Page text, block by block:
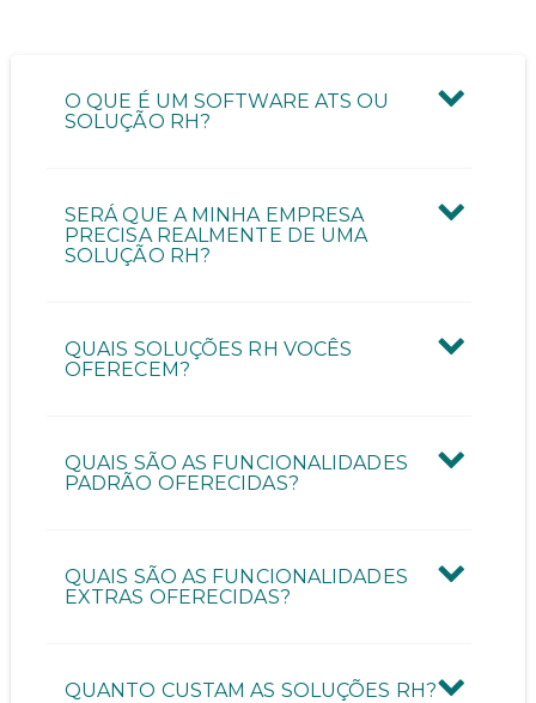
Quantas pessoas vão utilizar a ferramenta?
ENVIAR CONTATO
O QUE É UM SOFTWARE ATS OU
SOLUÇÃO RH?
SERÁ QUE A MINHA EMPRESA
PRECISA REALMENTE DE UMA
SOLUÇÃO RH?
QUAIS SOLUÇÕES RH VOCÊS
OFERECEM?
QUAIS SÃO AS FUNCIONALIDADES
PADRÃO OFERECIDAS?
QUAIS SÃO AS FUNCIONALIDADES
EXTRAS OFERECIDAS?
QUANTO CUSTAM AS SOLUÇÕES RH?